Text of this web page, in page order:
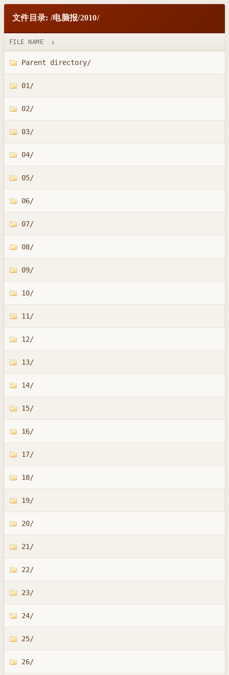
文件目录: /电脑报/2010/
FILE NAME ↓
Parent directory/
01/
02/
03/
04/
05/
06/
07/
08/
09/
10/
11/
12/
13/
14/
15/
16/
17/
18/
19/
20/
21/
22/
23/
24/
25/
26/